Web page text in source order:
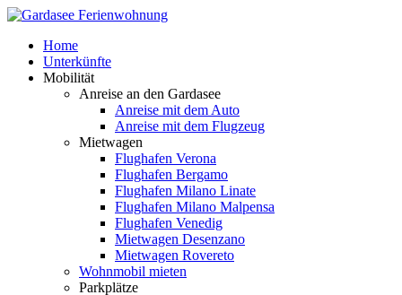
Home
Unterkünfte
Mobilität
Anreise an den Gardasee
Anreise mit dem Auto
Anreise mit dem Flugzeug
Mietwagen
Flughafen Verona
Flughafen Bergamo
Flughafen Milano Linate
Flughafen Milano Malpensa
Flughafen Venedig
Mietwagen Desenzano
Mietwagen Rovereto
Wohnmobil mieten
Parkplätze